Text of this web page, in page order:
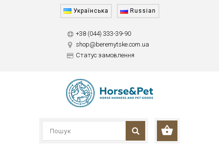
Українська Russian
+38 (044) 333-39-90
shop@beremytske.com.ua
Статус замовлення